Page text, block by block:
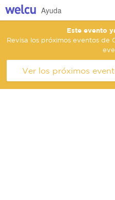
Ayuda
Este evento
Revisa los próximos eventos
Ver los próximos